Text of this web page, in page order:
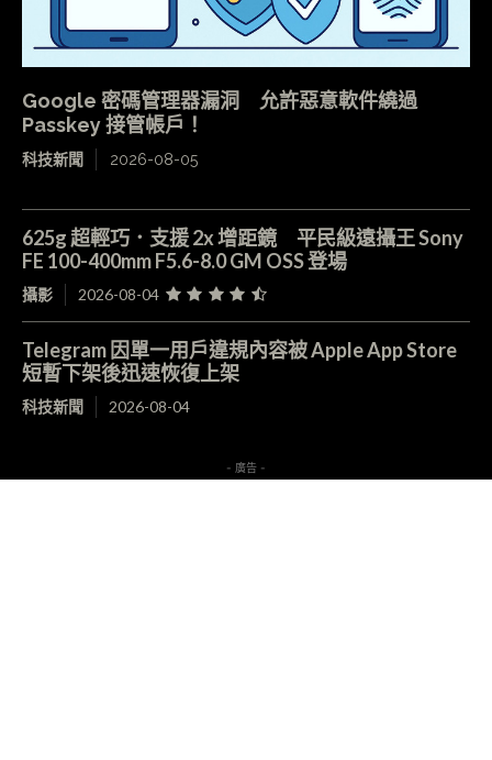
Google 密碼管理器漏洞 允許惡意軟件繞過
Passkey 接管帳戶！
科技新聞 2026-08-05
625g 超輕巧．支援 2x 增距鏡 平民級遠攝王 Sony
FE 100-400mm F5.6-8.0 GM OSS 登場
攝影 2026-08-04
Telegram 因單一用戶違規內容被 Apple App Store
短暫下架後迅速恢復上架
科技新聞 2026-08-04
- 廣告 -